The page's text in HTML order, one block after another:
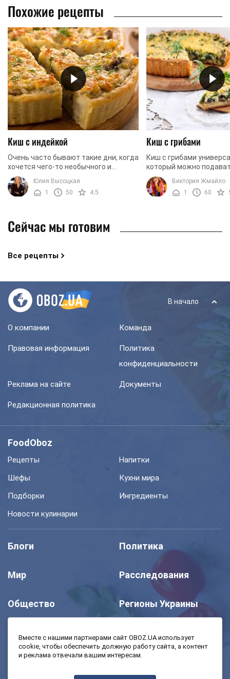
Похожие рецепты
Киш с индейкой
Очень часто бывают такие дни, когда
хочется чего-то необычного и
соленого одновременно. Если
соленое настроение берет верх, то
без каких-либо проблем ...
Юлия Высоцкая
1
50 4.5
Киш с грибами
Киш с грибами
который можно
время дня, как к
праздничному столу.
будем в ...
Виктория Жмайло
1
60
Сейчас мы готовим
Все рецепты
В начало
О компании Команда
Правовая информация
Политика
конфиденциальности
Реклама на сайте Документы
Редакционная политика
FoodOboz
Рецепты
Напитки
Шефы
Кухни мира
Подборки
Ингредиенты
Новости кулинарии
Блоги Политика
Мир Расследования
Общество Регионы Украины
Моя школа Авто
Вместе с нашими партнерами сайт OBOZ.UA использует
cookie, чтобы обеспечить должную работу сайта, а контент
и реклама отвечали вашим интересам.